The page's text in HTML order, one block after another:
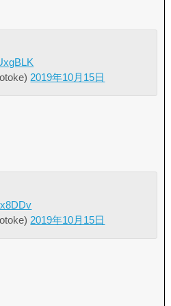
2019年10月15日
2019年10月15日